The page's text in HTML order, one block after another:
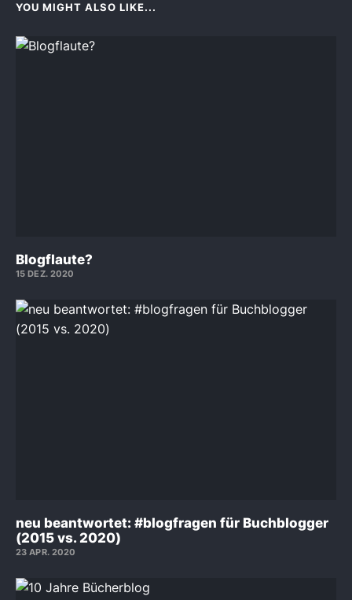
YOU MIGHT ALSO LIKE...
Blogflaute?
15 DEZ. 2020
neu beantwortet: #blogfragen für Buchblogger
(2015 vs. 2020)
23 APR. 2020